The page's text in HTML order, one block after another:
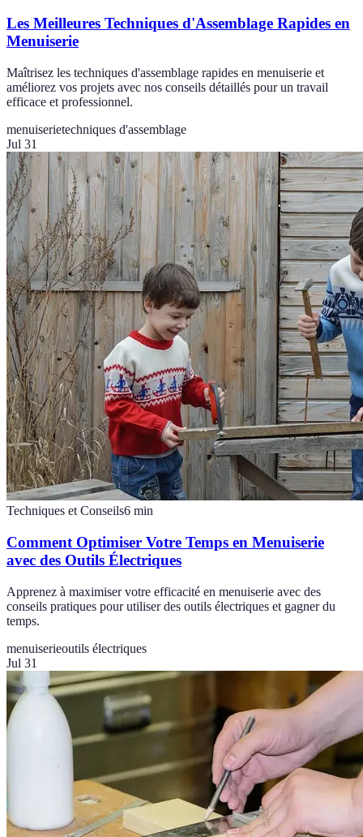
Les Meilleures Techniques d'Assemblage Rapides en
Menuiserie
Maîtrisez les techniques d'assemblage rapides en menuiserie et
améliorez vos projets avec nos conseils détaillés pour un travail
efficace et professionnel.
menuiserietechniques d'assemblage
Jul 31
Techniques et Conseils6 min
Comment Optimiser Votre Temps en Menuiserie
avec des Outils Électriques
Apprenez à maximiser votre efficacité en menuiserie avec des
conseils pratiques pour utiliser des outils électriques et gagner du
temps.
menuiserieoutils électriques
Jul 31